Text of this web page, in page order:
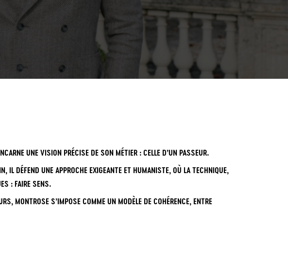
UNE VISION PRÉCISE DE SON MÉTIER : CELLE D’UN PASSEUR.
IL DÉFEND UNE APPROCHE EXIGEANTE ET HUMANISTE, OÙ LA TECHNIQUE,
: FAIRE SENS.
MONTROSE S’IMPOSE COMME UN MODÈLE DE COHÉRENCE, ENTRE